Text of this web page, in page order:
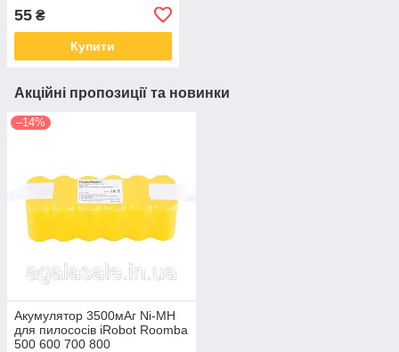
55 ₴
Купити
Акційні пропозиції та новинки
–14%
Акумулятор 3500мАг Ni-MH
для пилососів iRobot Roomba
500 600 700 800